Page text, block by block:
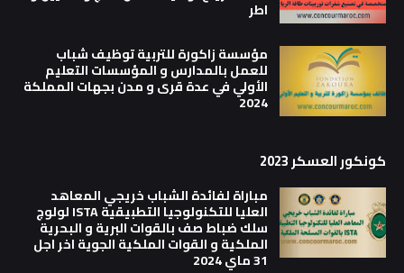
اطر
مؤسسة زاكورة للتربية توظيف شباب
للعمل بالمدارس و المؤسسات التعليم
الأولي في عدة قرى و مدن بجهات المملكة
2024
كونكور العسكر 2023
مباراة لفائدة الشباب خريجي المعاهد
العليا للتكنولوجيا التطبيقية ISTA لولوج
سلك ضباط صف بالقوات البرية و البحرية
الملكية و القوات الملكية الجوية اخر اجل
31 ماي 2024